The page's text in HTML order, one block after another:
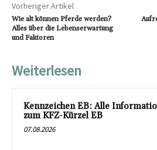
Vorheriger Artikel
Wie alt können Pferde werden?
Alles über die Lebenserwartung
und Faktoren
Weiterlesen
Kennzeichen EB: Alle
zum KFZ-Kürzel EB
07.08.2026